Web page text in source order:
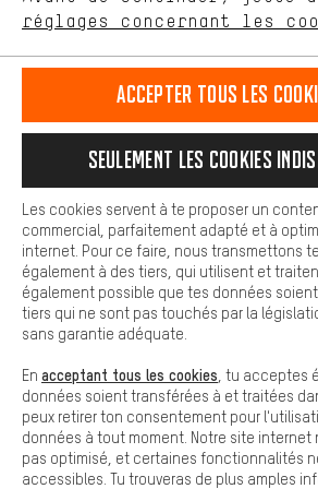
français english
EN Deutsch
RÉSILIER LE CONTRAT Communauté
Programme d'affiliation Mentions Légales
Conditions générales de vente
Reprise des batteries Corepile
Modifier le contraste
Tous les prix s'entendent en euros
frais de portpour la livraison vers
réglages concernant les
Plus de confort
est plus confortable. Avec les cookies
Nous pouvons ainsi mettre à ta
informations utiles. De plus, tu as la
facilement les bons produits. Par
facilement aux questions.
Cookies de base
Les cookies de base garantissent que
fonctions de notre site web.
Accepter tous les
Seulement les cookies
Les cookies servent à te proposer un
commercial, parfaitement adapté et à
internet. Pour ce faire, nous transmettons
également à des tiers, qui utilisent et
également possible que tes données
tiers qui ne sont pas touchés par la
sans garantie adéquate.
En acceptant tous les cookies , tu acceptes
données soient transférées à et traitées
peux retirer ton consentement pour
données à tout moment. Notre site internet
pas optimisé, et certaines fonctionnalités
accessibles. Tu trouveras de plus amples